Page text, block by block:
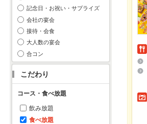
記念日・お祝い・サプライズ
会社の宴会
接待・会食
大人数の宴会
合コン
こだわり
コース・食べ放題
飲み放題
食べ放題